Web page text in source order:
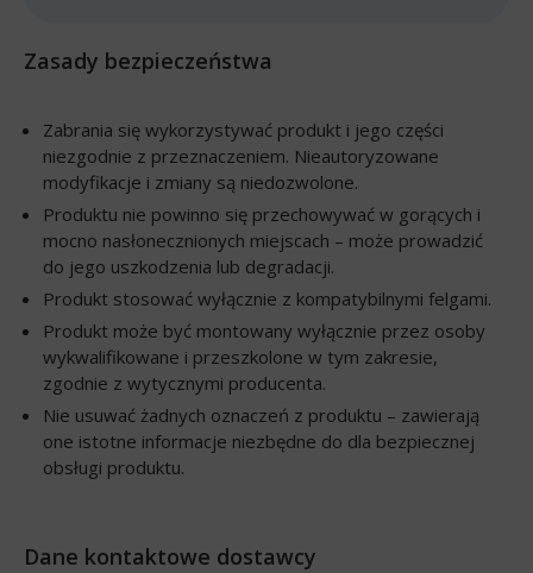
Zasady bezpieczeństwa
Zabrania się wykorzystywać produkt i jego części
niezgodnie z przeznaczeniem. Nieautoryzowane
modyfikacje i zmiany są niedozwolone.
Produktu nie powinno się przechowywać w gorących i
mocno nasłonecznionych miejscach – może prowadzić
do jego uszkodzenia lub degradacji.
Produkt stosować wyłącznie z kompatybilnymi felgami.
Produkt może być montowany wyłącznie przez osoby
wykwalifikowane i przeszkolone w tym zakresie,
zgodnie z wytycznymi producenta.
Nie usuwać żadnych oznaczeń z produktu – zawierają
one istotne informacje niezbędne do dla bezpiecznej
obsługi produktu.
Dane kontaktowe dostawcy